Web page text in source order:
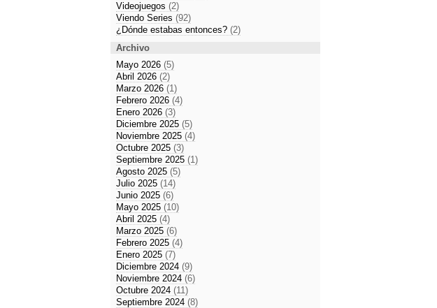
Videojuegos (2)
Viendo Series (92)
¿Dónde estabas entonces? (2)
Archivo
Mayo 2026 (5)
Abril 2026 (2)
Marzo 2026 (1)
Febrero 2026 (4)
Enero 2026 (3)
Diciembre 2025 (5)
Noviembre 2025 (4)
Octubre 2025 (3)
Septiembre 2025 (1)
Agosto 2025 (5)
Julio 2025 (14)
Junio 2025 (6)
Mayo 2025 (10)
Abril 2025 (4)
Marzo 2025 (6)
Febrero 2025 (4)
Enero 2025 (7)
Diciembre 2024 (9)
Noviembre 2024 (6)
Octubre 2024 (11)
Septiembre 2024 (8)